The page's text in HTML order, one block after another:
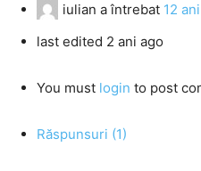
iulian a întrebat 12
last edited 2 ani ago
You must login to post
Răspunsuri (1)